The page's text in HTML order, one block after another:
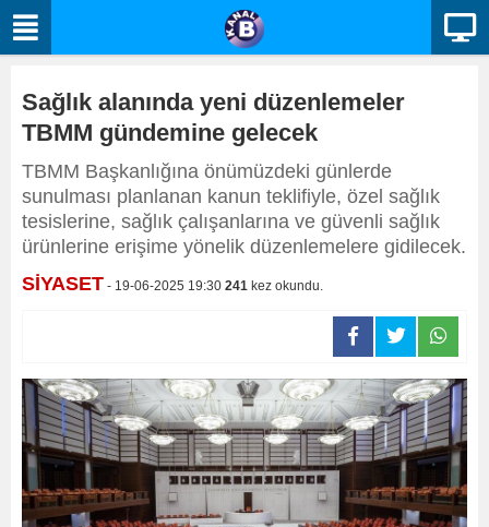
Sağlık alanında yeni düzenlemeler
TBMM gündemine gelecek
TBMM Başkanlığına önümüzdeki günlerde
sunulması planlanan kanun teklifiyle, özel sağlık
tesislerine, sağlık çalışanlarına ve güvenli sağlık
ürünlerine erişime yönelik düzenlemelere gidilecek.
SİYASET - 19-06-2025 19:30 241 kez okundu.